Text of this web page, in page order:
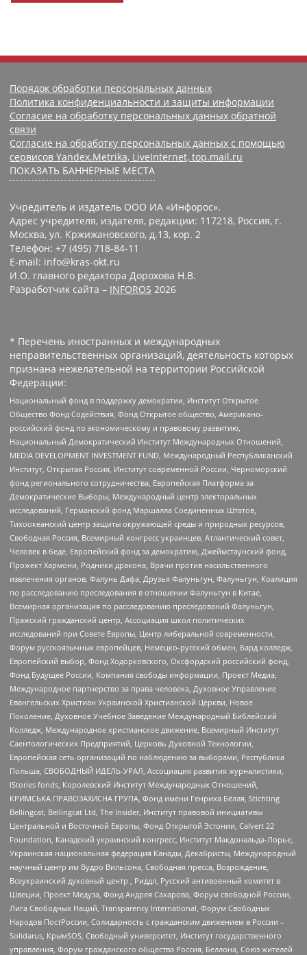
Порядок обработки персональных данных
Политика конфиденциальности и защиты информации
Согласие на обработку персональных данных обратной
связи
Согласие на обработку персональных данных с помощью
сервисов Yandex.Metrika, LiveInternet, top.mail.ru
ПОКАЗАТЬ БАННЕРНЫЕ МЕСТА
Учредитель и издатель ООО ИА «Инфорос».
Адрес учредителя, издателя, редакции: 117218, Россия, г.
Москва, ул. Кржижановского, д.13, кор. 2
Телефон: +7 (495) 718-84-11
E-mail: info@kras-okt.ru
И.О. главного редактора Дорохова Н.В.
Разработчик сайта – INFOROS 2026
* Перечень иностранных и международных
неправительственных организаций, деятельность которых
признана нежелательной на территории Российской
Федерации:
Национальный фонд в поддержку демократии, Институт Открытое
Общество Фонд Содействия, Фонд Открытое общество, Американо-
российский фонд по экономическому и правовому развитию,
Национальный Демократический Институт Международных Отношений,
MEDIA DEVELOPMENT INVESTMENT FUND, Международный Республиканский
Институт, Открытая Россия, Институт современной России, Черноморский
фонд регионального сотрудничества, Европейская Платформа за
Демократические Выборы, Международный центр электоральных
исследований, Германский фонд Маршалла Соединенных Штатов,
Тихоокеанский центр защиты окружающей среды и природных ресурсов,
Свободная Россия, Всемирный конгресс украинцев, Атлантический совет,
Человек в беде, Европейский фонд за демократию, Джеймстаунский фонд,
Прожект Хармони, Родники дракона, Врачи против насильственного
извлечения органов, Фалунь Дафа, Друзья Фалуньгун, Фалуньгун, Коалиция
по расследованию преследования в отношении Фалуньгун в Китае,
Всемирная организация по расследованию преследований Фалуньгун,
Пражский гражданский центр, Ассоциация школ политических
исследований при Совете Европы, Центр либеральной современности,
Форум русскоязычных европейцев, Немецко-русский обмен, Бард колледж,
Европейский выбор, Фонд Ходорковского, Оксфордский российский фонд,
Фонд Будущее России, Компания свободы информации, Проект Медиа,
Международное партнерство за права человека, Духовное Управление
Евангельских Христиан Украинской Христианской Церкви, Новое
Поколение, Духовное Учебное Заведение Международный Библейский
Колледж, Международное христианское движение, Всемирный Институт
Саентологических Предприятий, Церковь Духовной Технологии,
Европейская сеть организаций по наблюдению за выборами, Республика
Польша, СВОБОДНЫЙ ИДЕЛЬ-УРАЛ, Ассоциация развития журналистики,
IStories fonds, Королевский Институт Международных Отношений,
КРИМСЬКА ПРАВОЗАХИСНА ГРУПА, Фонд имени Генриха Бёлля, Stichting
Bellingcat, Bellingcat Ltd, The Insider, Институт правовой инициативы
Центральной и Восточной Европы, Фонд Открытой Эстонии, Calvert 22
Foundation, Канадский украинский конгресс, Институт Макдональда-Лорье,
Украинская национальная федерация Канады, Декабристы, Международный
научный центр им Вудро Вильсона, Свободная пресса, Возрождение,
Всеукраинский духовный центр , Риддл, Русский антивоенный комитет в
Швеции, Проект Медуза, Фонд Андрея Сахарова, Форум свободной России,
Лига Свободных Наций, Transparеncy International, Форум Свободных
Народов ПостРоссии, Солидарность с гражданским движением в России –
Solidarus, КрымSOS, Свободный университет, Институт государственного
управления, Форум гражданского общества Россия, Беллона, Союз жителей